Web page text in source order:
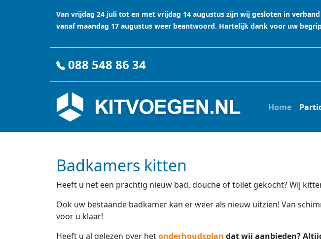
Van vrijdag 24 juli tot en met vrijdag 14 augustus zijn wij gesloten in
vanaf maandag 17 augustus weer beantwoord. Hartelijk dank voor uw
088 548 86 34
Home
Badkamers kitten
Heeft u net een prachtig nieuw bad, douche of toilet gekocht? Wij
Ook uw bestaande badkamer kan er weer als nieuw uitzien! Van
voor u klaar!
Heeft u al gelezen over hetonderhoudsplan dat wij aanbieden?